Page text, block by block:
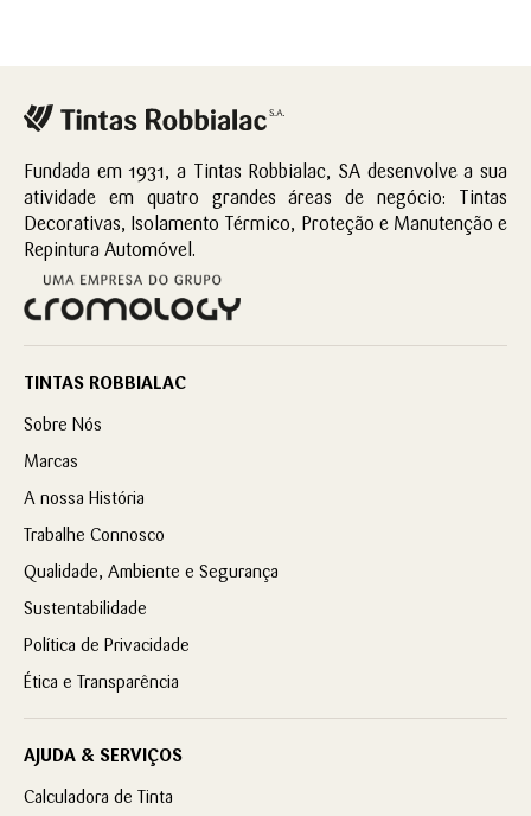
Fundada em 1931, a Tintas Robbialac, SA desenvolve a sua
atividade em quatro grandes áreas de negócio: Tintas
Decorativas, Isolamento Térmico, Proteção e Manutenção e
Repintura Automóvel.
TINTAS ROBBIALAC
Sobre Nós
Marcas
A nossa História
Trabalhe Connosco
Qualidade, Ambiente e Segurança
Sustentabilidade
Política de Privacidade
Ética e Transparência
AJUDA & SERVIÇOS
Calculadora de Tinta